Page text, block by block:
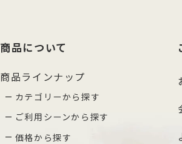
商品について
商品ラインナップ
カテゴリーから探す
ご利用シーンから探す
価格から探す